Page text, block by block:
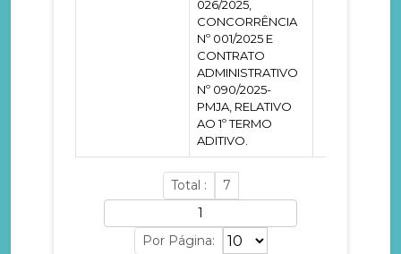
026/2025,
CONCORRÊNCIA
Nº 001/2025 E
CONTRATO
ADMINISTRATIVO
Nº 090/2025-
PMJA, RELATIVO
AO 1º TERMO
ADITIVO.
Total : 7
Por Página: